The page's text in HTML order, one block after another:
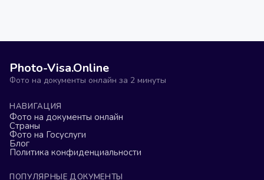
Photo-Visa.Online
Фото на документы онлайн за 2 минуты
НАВИГАЦИЯ
Фото на документы онлайн
Страны
Фото на Госуслуги
Блог
Политика конфиденциальности
ПОПУЛЯРНЫЕ ДОКУМЕНТЫ